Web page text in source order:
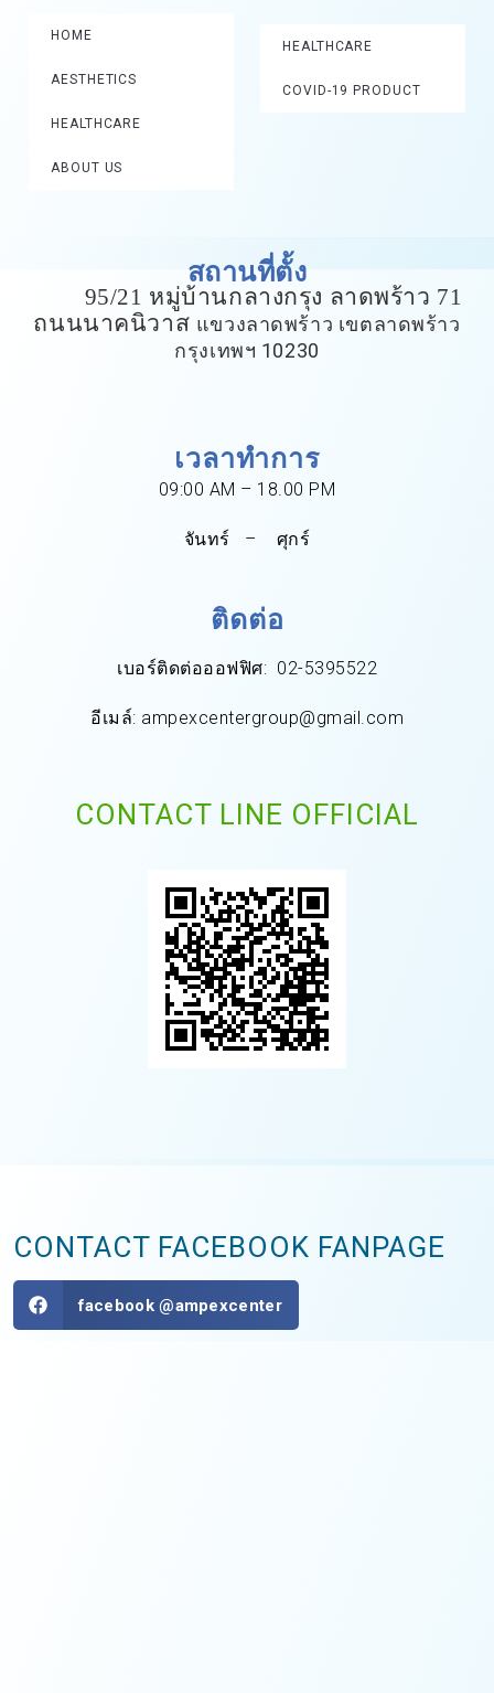
HOME
AESTHETICS
HEALTHCARE
ABOUT US
HEALTHCARE
COVID-19 PRODUCT
สถานที่ตั้ง
95/21 หมู่บ้านกลางกรุง ลาดพร้าว 71
ถนนนาคนิวาส แขวงลาดพร้าว เขตลาดพร้าว
กรุงเทพฯ 10230
เวลาทำการ
09:00 AM – 18.00 PM
จันทร์ – ศุกร์
ติดต่อ
เบอร์ติดต่อออฟฟิศ: 02-5395522
อีเมล์: ampexcentergroup@gmail.com
CONTACT LINE OFFICIAL
CONTACT FACEBOOK FANPAGE
facebook @ampexcenter